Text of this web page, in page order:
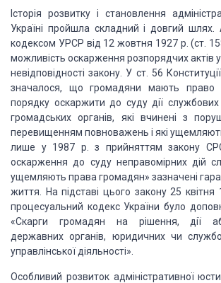
Історія розвитку і становлення
Україні пройшла складний і довгий шлях.
кодексом УРСР від 12 жовтня 1927 р. (ст.
можливість оскарження розпорядчих актів
невідповідності закону. У ст. 56
значалося, що громадяни мають право
поряд­ку оскаржити до суду дії
громадсь­ких органів, які вчинені з
перевищенням повноважень і які
лише у 1987 р. з прийняттям закону
оскарження до судунеправомірних дій
ущемляють права гро­мадян» зазначені
життя. На підставі цього закону 25 квітня
процесуальний ко­декс України було
«Скарги громадян на рішення, дії
державних органів, юридич­них чи
управлінської діяльності».
Особливий розвиток адміністративної